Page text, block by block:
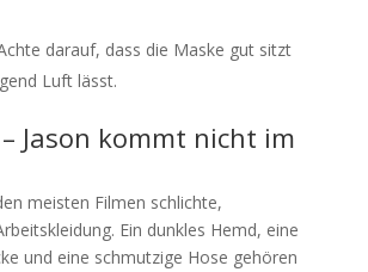
darauf, dass die Maske gut sitzt
Luft lässt.
Jason kommt nicht im
meisten Filmen schlichte,
Ein dunkles Hemd, eine
und eine schmutzige Hose gehören